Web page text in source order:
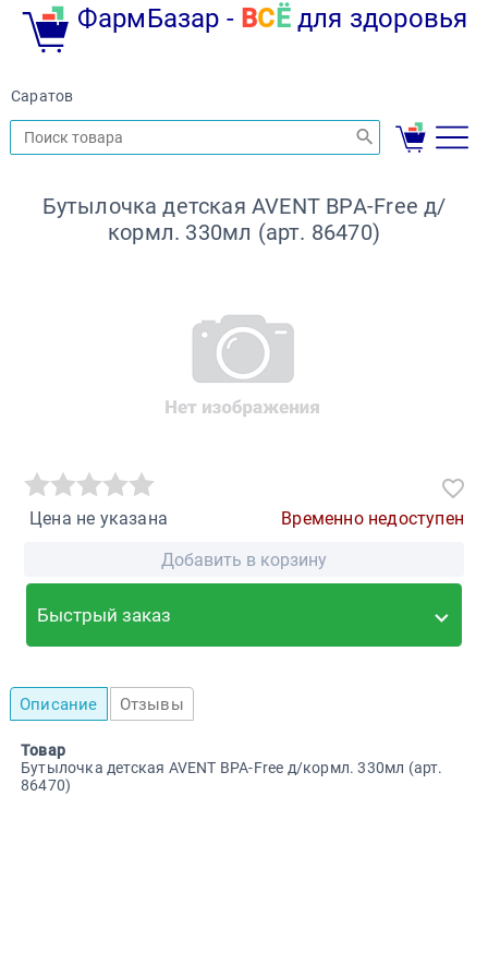
ФармБазар - ВС Ёдля здоровья
Саратов
Бутылочка детская AVENT BPA-Free д/
кормл. 330мл (арт. 86470)
Цена не указана
Временно недоступен
Добавить в корзину
Быстрый заказ
Описание Отзывы
Товар
Бутылочка детская AVENT BPA-Free д/кормл. 330мл (арт.
86470)